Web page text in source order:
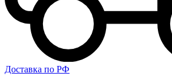
Доставка по РФ